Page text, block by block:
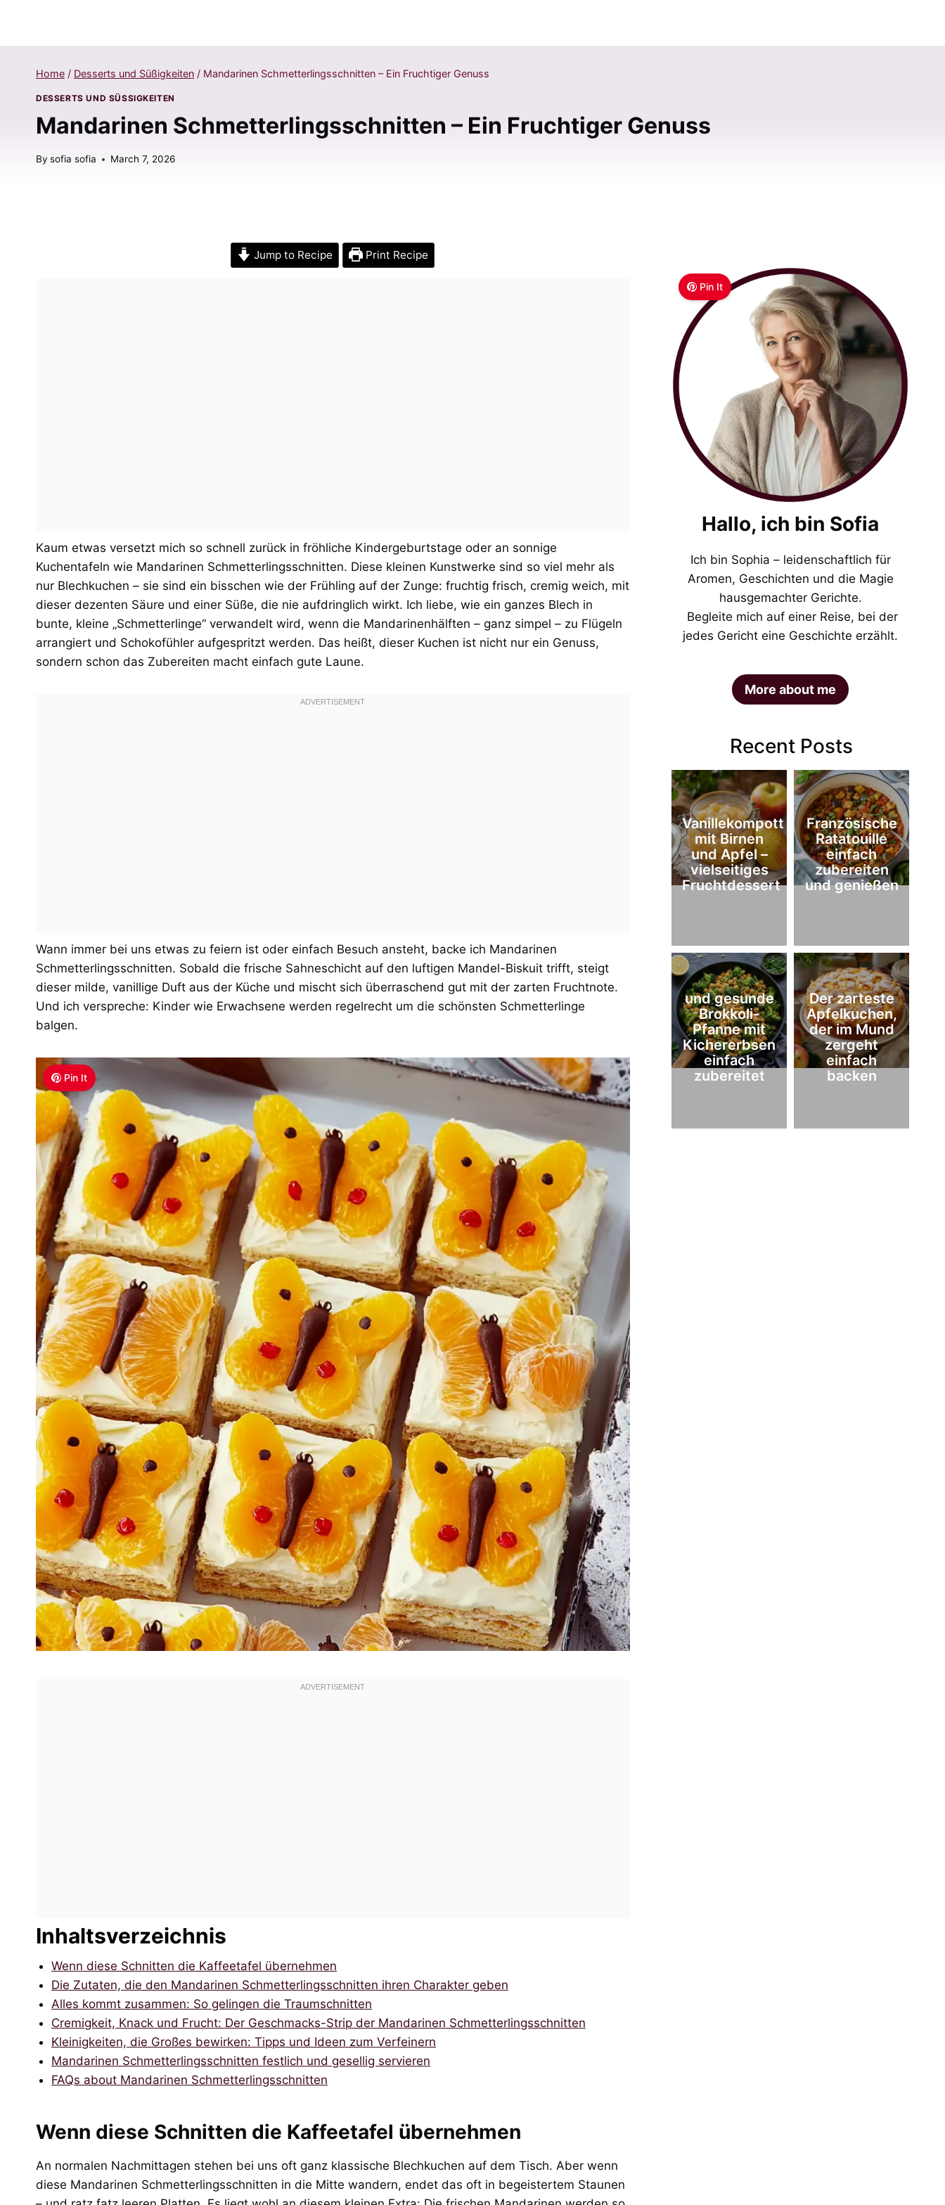
Home / Desserts und Süßigkeiten / Mandarinen Schmetterlingsschnitten – Ein Fruchtiger Genuss
DESSERTS UND SÜSSIGKEITEN
Mandarinen Schmetterlingsschnitten – Ein Fruchtiger Genuss
By sofia sofia March 7, 2026
Jump to Recipe Print Recipe
Kaum etwas versetzt mich so schnell zurück in fröhliche Kindergeburtstage oder an sonnige
Kuchentafeln wie Mandarinen Schmetterlingsschnitten. Diese kleinen Kunstwerke sind so viel mehr als
nur Blechkuchen – sie sind ein bisschen wie der Frühling auf der Zunge: fruchtig frisch, cremig weich, mit
dieser dezenten Säure und einer Süße, die nie aufdringlich wirkt. Ich liebe, wie ein ganzes Blech in
bunte, kleine „Schmetterlinge“ verwandelt wird, wenn die Mandarinenhälften – ganz simpel – zu Flügeln
arrangiert und Schokofühler aufgespritzt werden. Das heißt, dieser Kuchen ist nicht nur ein Genuss,
sondern schon das Zubereiten macht einfach gute Laune.
Wann immer bei uns etwas zu feiern ist oder einfach Besuch ansteht, backe ich Mandarinen
Schmetterlingsschnitten. Sobald die frische Sahneschicht auf den luftigen Mandel-Biskuit trifft, steigt
dieser milde, vanillige Duft aus der Küche und mischt sich überraschend gut mit der zarten Fruchtnote.
Und ich verspreche: Kinder wie Erwachsene werden regelrecht um die schönsten Schmetterlinge
balgen.
Pin It
Inhaltsverzeichnis
Wenn diese Schnitten die Kaffeetafel übernehmen
Die Zutaten, die den Mandarinen Schmetterlingsschnitten ihren Charakter geben
Alles kommt zusammen: So gelingen die Traumschnitten
Cremigkeit, Knack und Frucht: Der Geschmacks-Strip der Mandarinen Schmetterlingsschnitten
Kleinigkeiten, die Großes bewirken: Tipps und Ideen zum Verfeinern
Mandarinen Schmetterlingsschnitten festlich und gesellig servieren
FAQs about Mandarinen Schmetterlingsschnitten
Wenn diese Schnitten die Kaffeetafel übernehmen
An normalen Nachmittagen stehen bei uns oft ganz klassische Blechkuchen auf dem Tisch. Aber wenn
diese Mandarinen Schmetterlingsschnitten in die Mitte wandern, endet das oft in begeistertem Staunen
Pin It
Hallo, ich bin Sofia
Ich bin Sophia – leidenschaftlich für
Aromen, Geschichten und die Magie
hausgemachter Gerichte.
Begleite mich auf einer Reise, bei der
jedes Gericht eine Geschichte erzählt.
More about me
Recent Posts
Vanillekompott
mit Birnen
und Apfel –
vielseitiges
Fruchtdessert
Französische
Ratatouille
einfach
zubereiten
und genießen
und gesunde
Brokkoli-
Pfanne mit
Kichererbsen
einfach
zubereitet
Der zarteste
Apfelkuchen,
der im Mund
zergeht
einfach
backen